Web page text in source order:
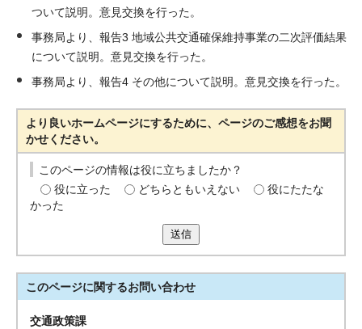
ついて説明。意見交換を行った。
事務局より、報告3 地域公共交通確保維持事業の二次評価結果
について説明。意見交換を行った。
事務局より、報告4 その他について説明。意見交換を行った。
より良いホームページにするために、ページのご感想をお聞
かせください。
このページの情報は役に立ちましたか？
役に立った
どちらともいえない
役にたたな
かった
送信
このページに関するお問い合わせ
交通政策課